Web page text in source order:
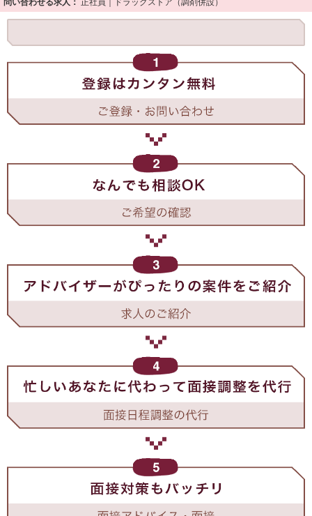
問い合わせる求人： 正社員｜ドラッグストア（調剤併設）